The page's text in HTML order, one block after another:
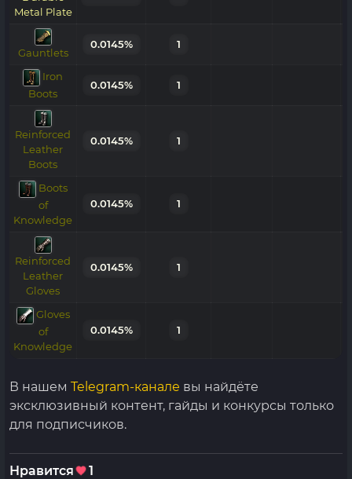
Metal Plate
Gauntlets
0.0145% 1
Iron
Boots
0.0145% 1
Reinforced
Leather
Boots
0.0145% 1
Boots
of
Knowledge
0.0145% 1
Reinforced
Leather
Gloves
0.0145% 1
Gloves
of
Knowledge
0.0145% 1
В нашем Telegram-канале вы найдёте
эксклюзивный контент, гайды и конкурсы только
для подписчиков.
Нравится 1